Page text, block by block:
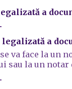
a
legalizată a
va face la un
sau la un notar